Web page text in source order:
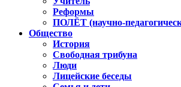
Реформы
ПОЛЁТ (научно-
Общество
История
Свободная трибуна
Люди
Лицейские беседы